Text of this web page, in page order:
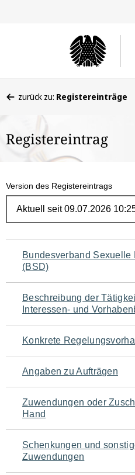
befinden
hier:
zurück zu: Registereinträge
Registereintrag
Version des Registereintrags
Navigation
für
den
Seiteninhalt
Bundesverband Sexuelle
(BSD)
Beschreibung der
Interessen- und
Konkrete
Angaben zu Aufträgen
Zuwendungen oder
Hand
Schenkungen und
Zuwendungen